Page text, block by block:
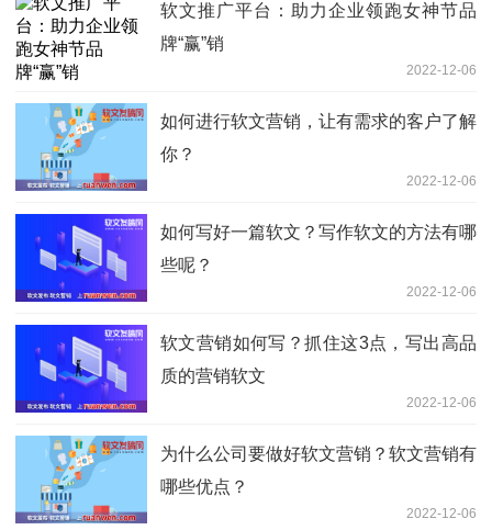
软文推广平台：助力企业领跑女神节品
牌“赢”销
2022-12-06
如何进行软文营销，让有需求的客户了解
你？
2022-12-06
如何写好一篇软文？写作软文的方法有哪
些呢？
2022-12-06
软文营销如何写？抓住这3点，写出高品
质的营销软文
2022-12-06
为什么公司要做好软文营销？软文营销有
哪些优点？
2022-12-06